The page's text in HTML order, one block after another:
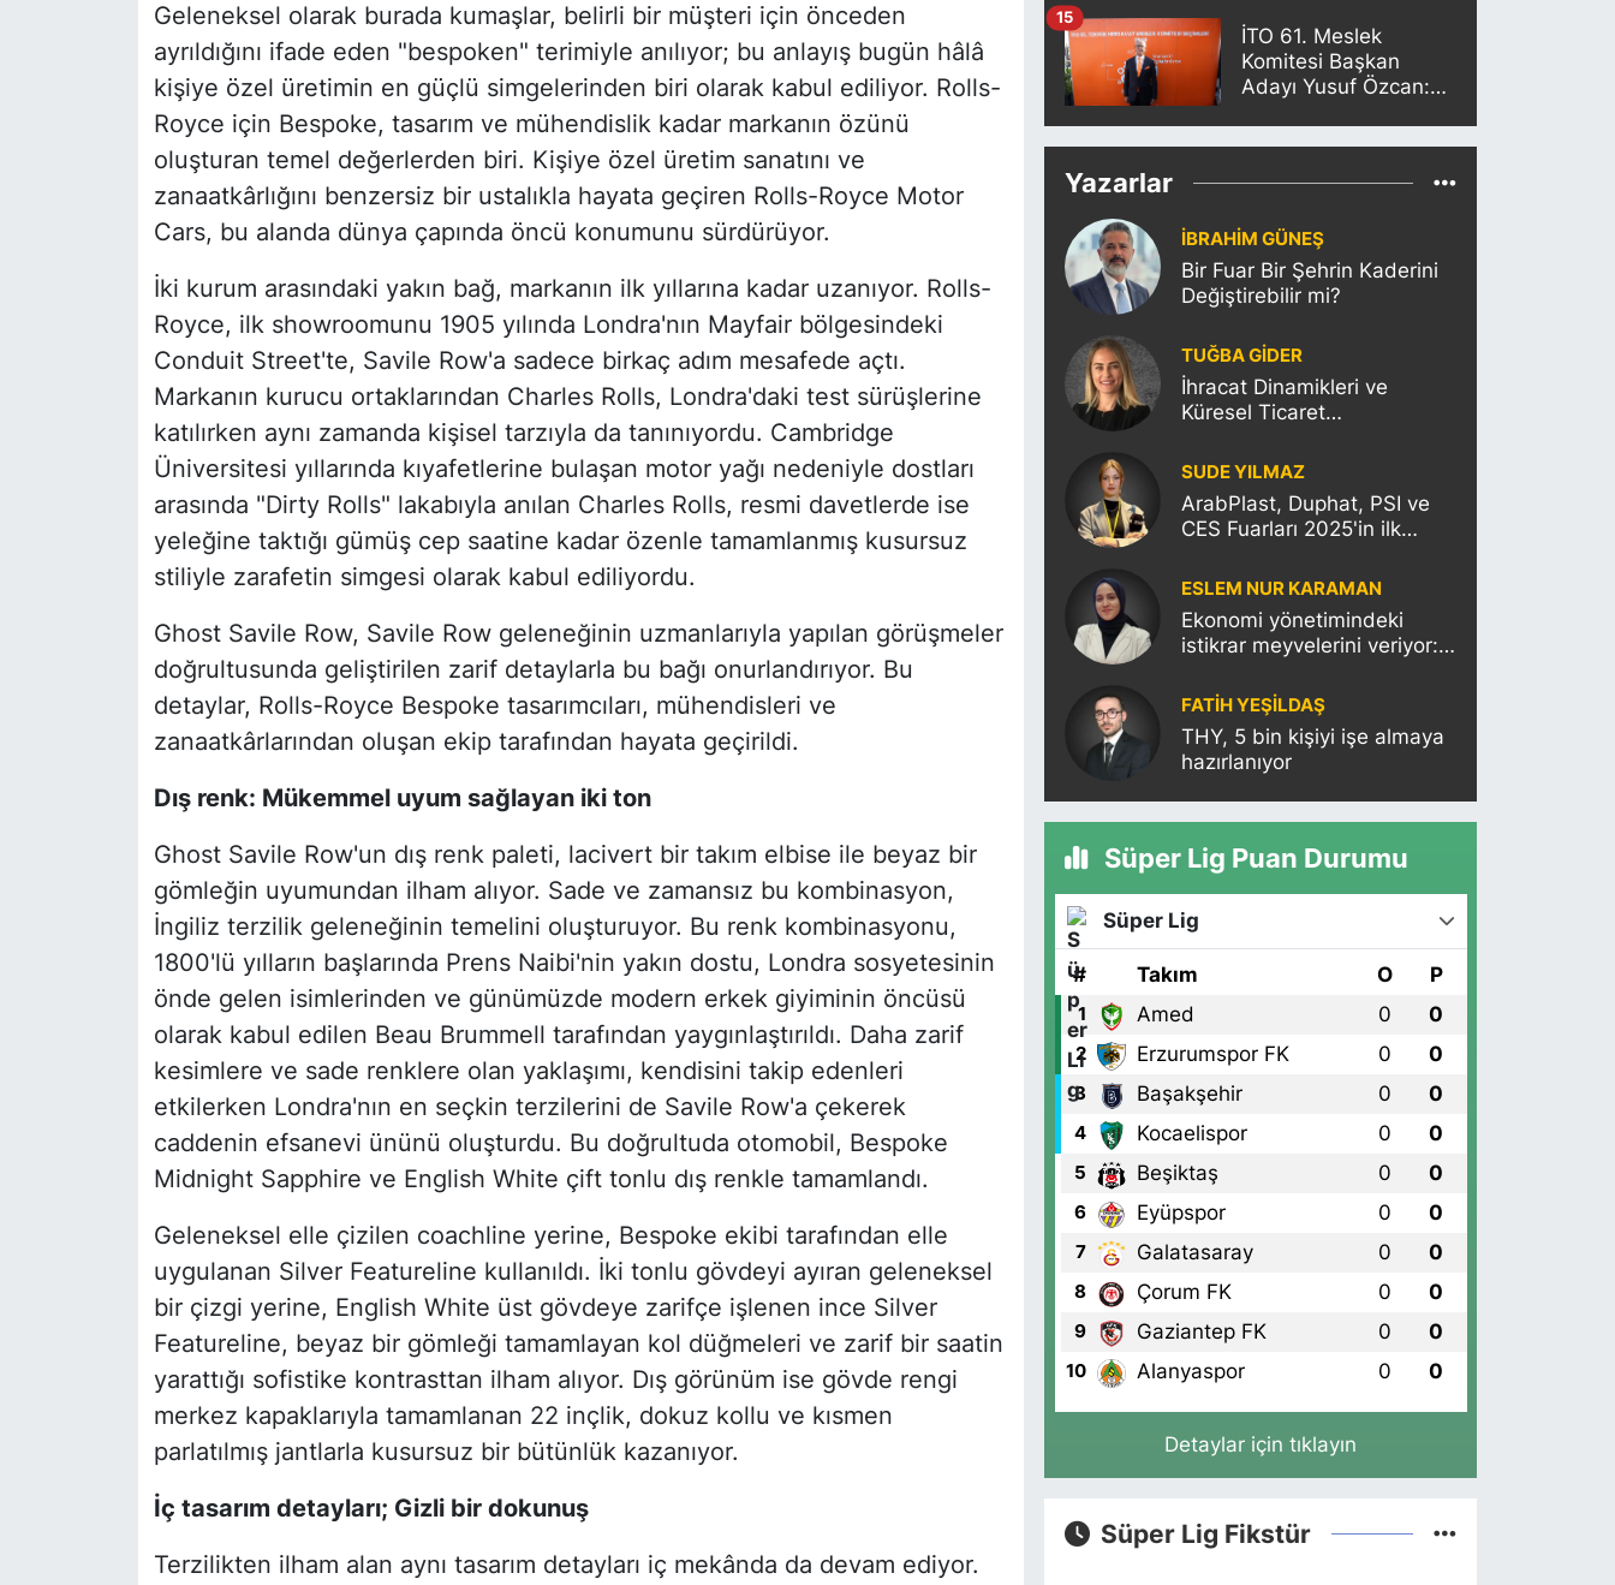
Geleneksel olarak burada kumaşlar, belirli bir müşteri için önceden
ayrıldığını ifade eden "bespoken" terimiyle anılıyor; bu anlayış bugün hâlâ
kişiye özel üretimin en güçlü simgelerinden biri olarak kabul ediliyor. Rolls-
Royce için Bespoke, tasarım ve mühendislik kadar markanın özünü
oluşturan temel değerlerden biri. Kişiye özel üretim sanatını ve
zanaatkârlığını benzersiz bir ustalıkla hayata geçiren Rolls-Royce Motor
Cars, bu alanda dünya çapında öncü konumunu sürdürüyor.
İki kurum arasındaki yakın bağ, markanın ilk yıllarına kadar uzanıyor. Rolls-
Royce, ilk showroomunu 1905 yılında Londra'nın Mayfair bölgesindeki
Conduit Street'te, Savile Row'a sadece birkaç adım mesafede açtı.
Markanın kurucu ortaklarından Charles Rolls, Londra'daki test sürüşlerine
katılırken aynı zamanda kişisel tarzıyla da tanınıyordu. Cambridge
Üniversitesi yıllarında kıyafetlerine bulaşan motor yağı nedeniyle dostları
arasında "Dirty Rolls" lakabıyla anılan Charles Rolls, resmi davetlerde ise
yeleğine taktığı gümüş cep saatine kadar özenle tamamlanmış kusursuz
stiliyle zarafetin simgesi olarak kabul ediliyordu.
Ghost Savile Row, Savile Row geleneğinin uzmanlarıyla yapılan görüşmeler
doğrultusunda geliştirilen zarif detaylarla bu bağı onurlandırıyor. Bu
detaylar, Rolls-Royce Bespoke tasarımcıları, mühendisleri ve
zanaatkârlarından oluşan ekip tarafından hayata geçirildi.
Dış renk: Mükemmel uyum sağlayan iki ton
Ghost Savile Row'un dış renk paleti, lacivert bir takım elbise ile beyaz bir
gömleğin uyumundan ilham alıyor. Sade ve zamansız bu kombinasyon,
İngiliz terzilik geleneğinin temelini oluşturuyor. Bu renk kombinasyonu,
1800'lü yılların başlarında Prens Naibi'nin yakın dostu, Londra sosyetesinin
önde gelen isimlerinden ve günümüzde modern erkek giyiminin öncüsü
olarak kabul edilen Beau Brummell tarafından yaygınlaştırıldı. Daha zarif
kesimlere ve sade renklere olan yaklaşımı, kendisini takip edenleri
etkilerken Londra'nın en seçkin terzilerini de Savile Row'a çekerek
caddenin efsanevi ününü oluşturdu. Bu doğrultuda otomobil, Bespoke
Midnight Sapphire ve English White çift tonlu dış renkle tamamlandı.
Geleneksel elle çizilen coachline yerine, Bespoke ekibi tarafından elle
uygulanan Silver Featureline kullanıldı. İki tonlu gövdeyi ayıran geleneksel
bir çizgi yerine, English White üst gövdeye zarifçe işlenen ince Silver
Featureline, beyaz bir gömleği tamamlayan kol düğmeleri ve zarif bir saatin
yarattığı sofistike kontrasttan ilham alıyor. Dış görünüm ise gövde rengi
merkez kapaklarıyla tamamlanan 22 inçlik, dokuz kollu ve kısmen
parlatılmış jantlarla kusursuz bir bütünlük kazanıyor.
İç tasarım detayları; Gizli bir dokunuş
Terzilikten ilham alan aynı tasarım detayları iç mekânda da devam ediyor.
İTO 61. Meslek
Komitesi Başkan
Adayı Yusuf Özcan:
çözeceğiz"
15
Yazarlar
İBRAHİM GÜNEŞ
Bir Fuar Bir Şehrin Kaderini
Değiştirebilir mi?
TUĞBA GİDER
İhracat Dinamikleri ve
Küresel Ticaret
Etkisi
SUDE YILMAZ
ArabPlast, Duphat, PSI ve
CES Fuarları 2025'in ilk
vuracak
ESLEM NUR KARAMAN
Ekonomi yönetimindeki
istikrar meyvelerini veriyor:
notunu yükseltti!
FATIH YEŞİLDAŞ
THY, 5 bin kişiyi işe almaya
hazırlanıyor
Süper Lig Puan Durumu
Süper Lig
# Takım O P
1 Amed 0 0
2 Erzurumspor FK 0 0
3 Başakşehir 0 0
4 Kocaelispor 0 0
5 Beşiktaş 0 0
6 Eyüpspor 0 0
7 Galatasaray 0 0
8 Çorum FK 0 0
9 Gaziantep FK 0 0
10 Alanyaspor 0 0
Detaylar için tıklayın
Süper Lig Fikstür